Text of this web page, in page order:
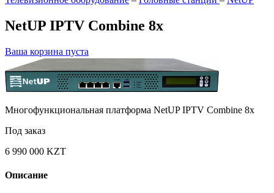
NetUP IPTV Combine 8x
Ваша корзина пуста
Многофункциональная платформа NetUP IPTV Combine 8x
Под заказ
6 990 000 KZT
Описание